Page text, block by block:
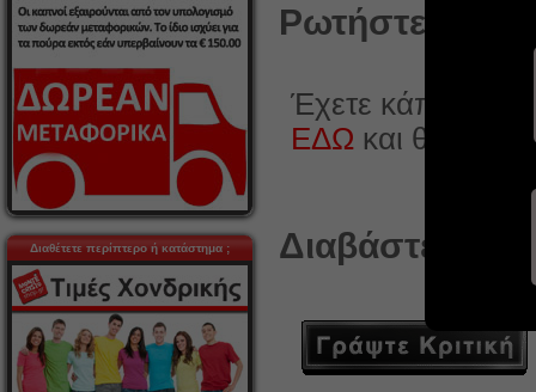
Διαθέτετε περίπτερο ή κατάστημα ;
Ρωτήστε κάτι
Έχετε κάποια
ΕΔΩ και θα
Διαβάστε ή